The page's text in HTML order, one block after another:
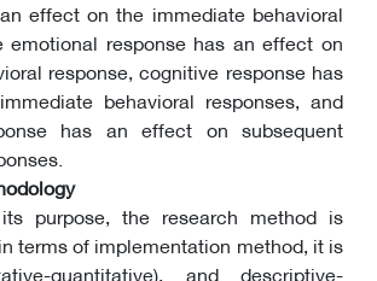
effect on the immediate behavioral
emotional response has an effect on
response, cognitive response has
behavioral responses, and
has an effect on subsequent
purpose, the research method is
terms of implementation method, it is
quantitative), and descriptive-